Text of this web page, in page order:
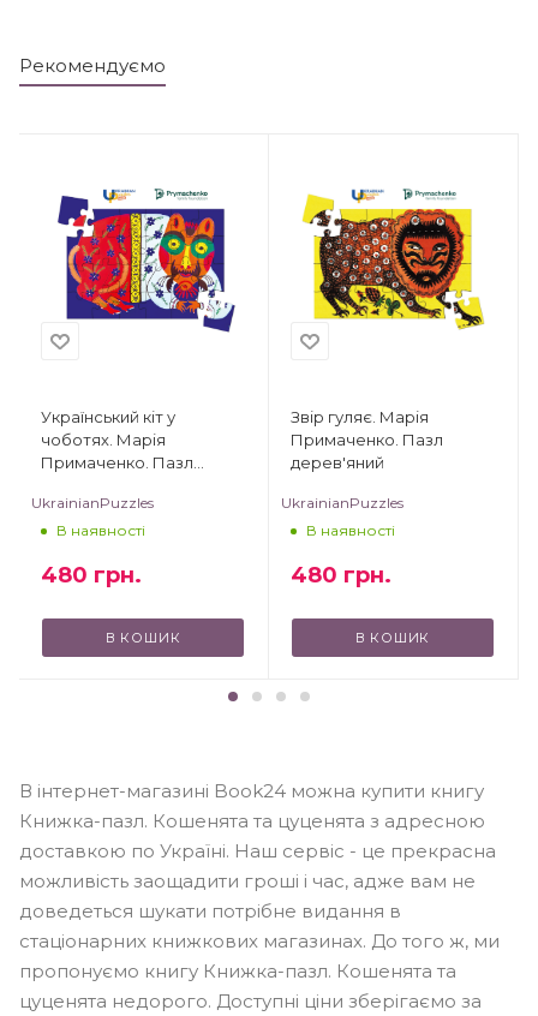
Рекомендуємо
Український кіт у
чоботях. Марія
Примаченко. Пазл
UkrainianPuzzles
В наявності
480 грн.
В КОШИК
Звір гуляє. Марія
Примаченко. Пазл
дерев'яний
UkrainianPuzzles
В наявності
480 грн.
В КОШИК
В інтернет-магазині Book24 можна купити книгу
Книжка-пазл. Кошенята та цуценята з адресною
доставкою по Україні. Наш сервіс - це прекрасна
можливість заощадити гроші і час, адже вам не
доведеться шукати потрібне видання в
стаціонарних книжкових магазинах. До того ж, ми
пропонуємо книгу Книжка-пазл. Кошенята та
цуценята недорого. Доступні ціни зберігаємо за